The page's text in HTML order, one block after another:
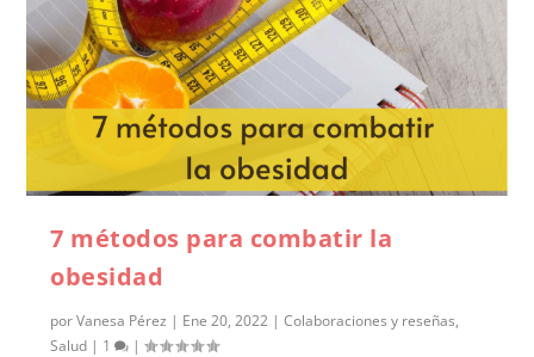
7 métodos para combatir la
obesidad
porVanesa Pérez | Ene 20, 2022 |Colaboraciones y reseñas,
Salud | 1 |